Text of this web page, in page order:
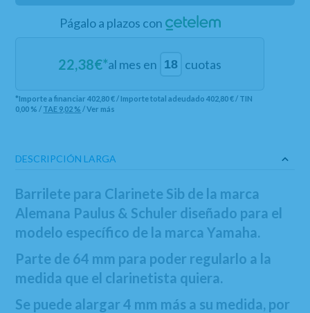
Págalo a plazos con
22,38€*al mes en cuotas
*Importe a financiar402,80 €/ Importe total adeudado402,80 €/ TIN
0,00 % / TAE 9,02 % /Ver más
DESCRIPCIÓN LARGA
Barrilete para Clarinete Sib de la marca
Alemana Paulus & Schuler diseñado para el
modelo específico de la marca Yamaha.
Parte de 64 mm para poder regularlo a la
medida que el clarinetista quiera.
Se puede alargar 4 mm más a su medida, por